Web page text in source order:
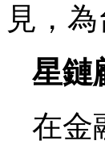
見，
星鏈
在金